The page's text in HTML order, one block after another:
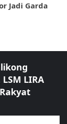
Jadi Garda
LIRA